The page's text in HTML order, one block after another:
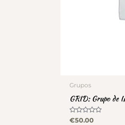
Grupos
GRID: Grupo de
Valorado
€50.00